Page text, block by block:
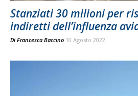
Stanziati 30 milioni per
indiretti dell’influenza
Di Francesca Baccino 10 Agosto 2022